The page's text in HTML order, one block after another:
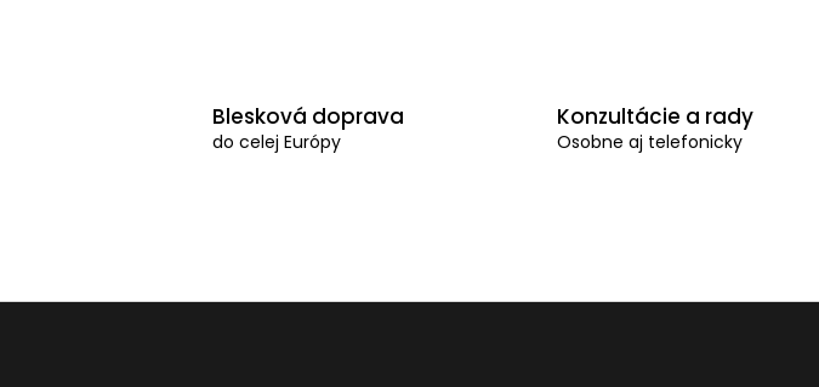
Blesková doprava
do celej Európy
Konzultácie a rady
Osobne aj telefonicky